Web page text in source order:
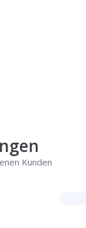
Kunden